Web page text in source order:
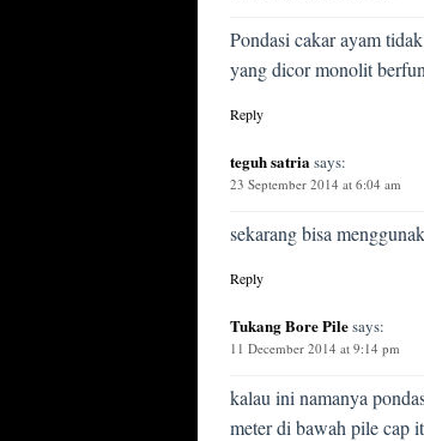
Pondasi cakar ayam
yang dicor monolit
Reply
teguh satria says:
23 September 2014 at 6:04 am
sekarang bisa
Reply
Tukang Bore Pilesays:
11 December 2014 at 9:14 pm
kalau ini namanya
meter di bawah pile cap